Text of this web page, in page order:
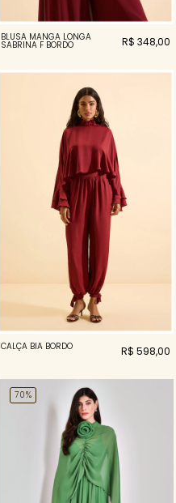
BLUSA MANGA LONGA
SABRINA F BORDO R$ 348,00
CALÇA BIA BORDO R$ 598,00
70%